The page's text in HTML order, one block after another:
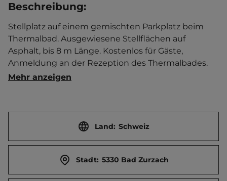
Beschreibung:
Stellplatz auf einem gemischten Parkplatz beim
Thermalbad. Ausgewiesene Stellflächen auf
Asphalt, bis 8 m Länge. Kostenlos für Gäste,
Anmeldung an der Rezeption des Thermalbades.
Ortszentrum 400 m entfernt.
Mehr anzeigen
Land: Schweiz
Stadt: 5330 Bad Zurzach